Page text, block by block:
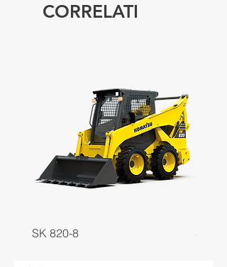
CORRELATI
SK 820-8 SK